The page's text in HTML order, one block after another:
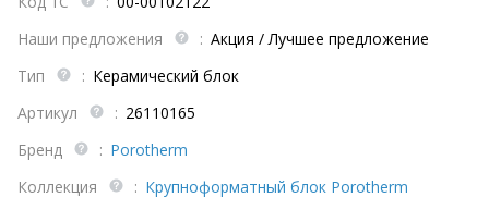
Наши предложения
: Акция / Лучшее предложение
Тип
: Керамический блок
Артикул
: 26110165
Бренд
: Porotherm
Коллекция
: Крупноформатный блок Porotherm